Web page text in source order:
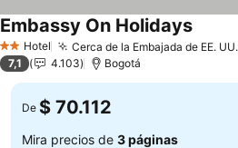
2 Estrellas
Hotel Cerca de la Embajada de EE. UU.
Embassy On Holidays
7,1 4.103 Bogotá
De $ 70.112
Mira precios de 3 páginas